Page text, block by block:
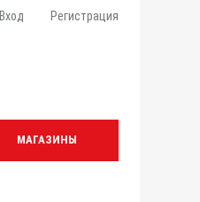
Вход Регистрация
МАГАЗИНЫ